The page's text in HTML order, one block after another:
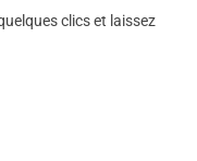
clics et laissez